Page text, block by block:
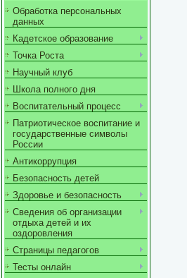
Обработка персональных
данных
Кадетское образование
Точка Роста
Научный клуб
Школа полного дня
Воспитательный процесс
Патриотическое воспитание и
государственные символы
России
Антикоррупция
Безопасность детей
Здоровье и безопасность
Сведения об организации
отдыха детей и их
оздоровления
Страницы педагогов
Тесты онлайн